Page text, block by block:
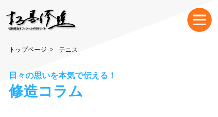
トップページ テニス
日々の思いを本気で伝える！
修造コラム